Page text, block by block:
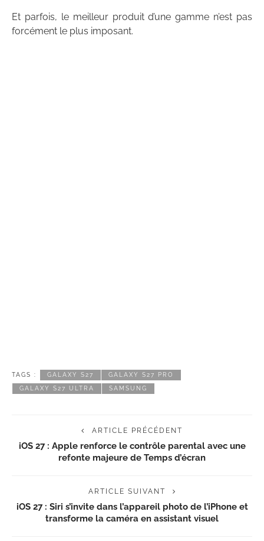
Et parfois, le meilleur produit d’une gamme n’est pas
forcément le plus imposant.
TAGS : GALAXY S27 GALAXY S27 PRO
GALAXY S27 ULTRA SAMSUNG
ARTICLE PRÉCÉDENT
iOS 27 : Apple renforce le contrôle parental avec une
refonte majeure de Temps d’écran
ARTICLE SUIVANT
iOS 27 : Siri s’invite dans l’appareil photo de l’iPhone et
transforme la caméra en assistant visuel